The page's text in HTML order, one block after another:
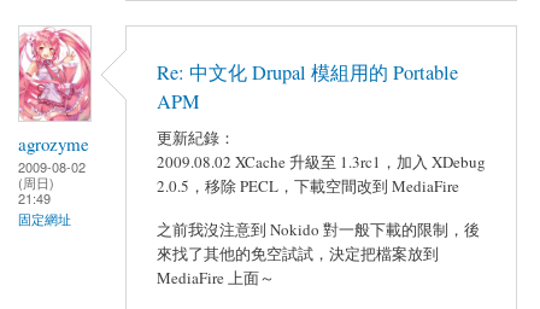
agrozyme
2009-08-02
(周日)
21:49
固定網址
Re: 中文化 Drupal 模組用的 Portable
APM
更新紀錄：
2009.08.02 XCache 升級至 1.3rc1，加入 XDebug
2.0.5，移除 PECL，下載空間改到 MediaFire
之前我沒注意到 Nokido 對一般下載的限制，後
來找了其他的免空試試，決定把檔案放到
MediaFire 上面～